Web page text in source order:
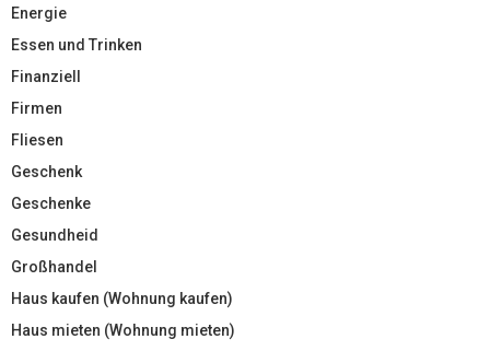
Energie
Essen und Trinken
Finanziell
Firmen
Fliesen
Geschenk
Geschenke
Gesundheid
Großhandel
Haus kaufen (Wohnung kaufen)
Haus mieten (Wohnung mieten)